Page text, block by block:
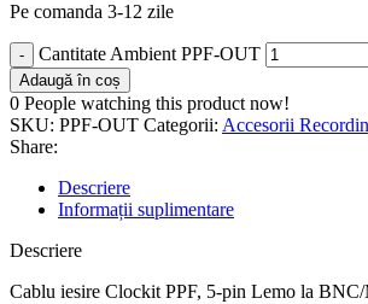
Pe comanda 3-12 zile
Cantitate Ambient PPF-OUT
Adaugă în coș
0 People watching this product now!
SKU: PPF-OUT Categorii: Accesorii
Share:
Descriere
Informații suplimentare
Descriere
Cablu iesire Clockit PPF, 5-pin Lemo la